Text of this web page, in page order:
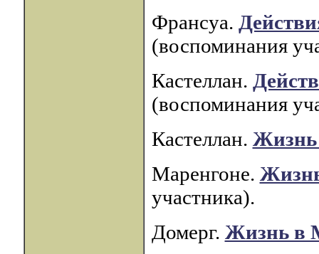
Франсуа.
(воспоминания
Кастеллан.
(воспоминания
Кастеллан. Жизнь
Маренгоне.
участника).
Домерг. Жизнь в